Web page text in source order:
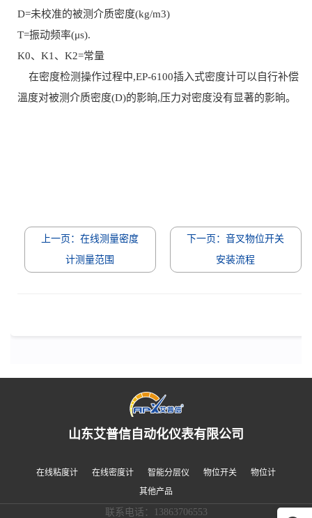
D=未校准的被测介质密度(kg/m3)
T=振动频率(μs).
K0、K1、K2=常量
在密度检测操作过程中,EP-6100插入式密度计可以自行补偿
溫度对被测介质密度(D)的影晌,压力对密度没有显著的影晌。
上一页：在线测量密度
计测量范围
下一页：音叉物位开关
安装流程
山东艾普信自动化仪表有限公司
在线粘度计 在线密度计 智能分层仪 物位开关
物位计
其他产品
联系电话：13863706553